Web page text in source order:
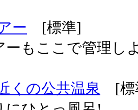
ー [標準]
ーもここで管理し
くの公共温泉 [標